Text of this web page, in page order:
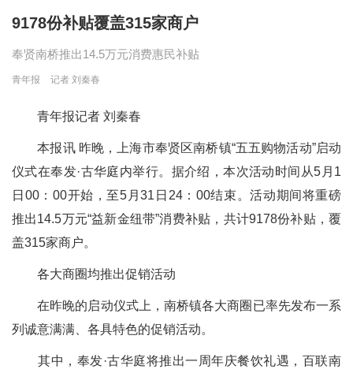
9178份补贴覆盖315家商户
奉贤南桥推出14.5万元消费惠民补贴
青年报 记者 刘秦春
青年报记者 刘秦春
本报讯 昨晚，上海市奉贤区南桥镇“五五购物活动”启动
仪式在奉发·古华庭内举行。据介绍，本次活动时间从5月1
日00：00开始，至5月31日24：00结束。活动期间将重磅
推出14.5万元“益新金纽带”消费补贴，共计9178份补贴，覆
盖315家商户。
各大商圈均推出促销活动
在昨晚的启动仪式上，南桥镇各大商圈已率先发布一系
列诚意满满、各具特色的促销活动。
其中，奉发·古华庭将推出一周年庆餐饮礼遇，百联南